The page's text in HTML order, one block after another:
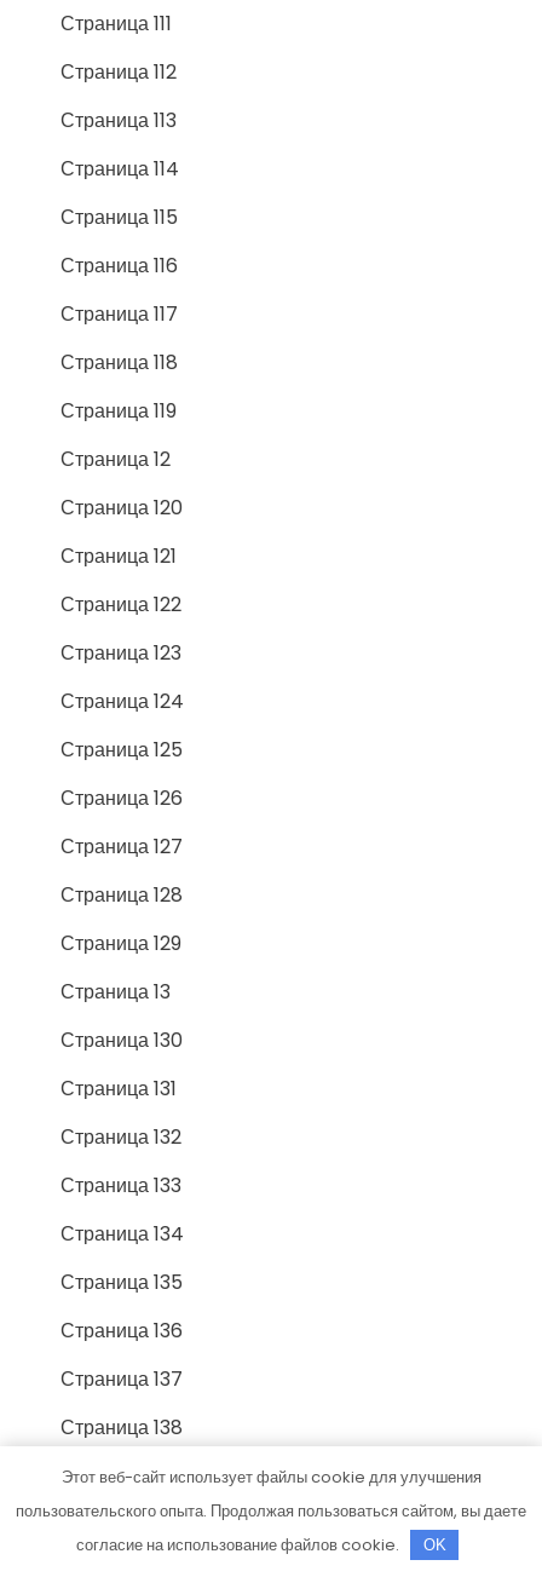
Страница 111
Страница 112
Страница 113
Страница 114
Страница 115
Страница 116
Страница 117
Страница 118
Страница 119
Страница 12
Страница 120
Страница 121
Страница 122
Страница 123
Страница 124
Страница 125
Страница 126
Страница 127
Страница 128
Страница 129
Страница 13
Страница 130
Страница 131
Страница 132
Страница 133
Страница 134
Страница 135
Страница 136
Страница 137
Страница 138
Страница 139
Страница 14
Этот веб-сайт использует файлы cookie для улучшения
пользовательского опыта. Продолжая пользоваться сайтом, вы даете
согласие на использование файлов cookie.
OK